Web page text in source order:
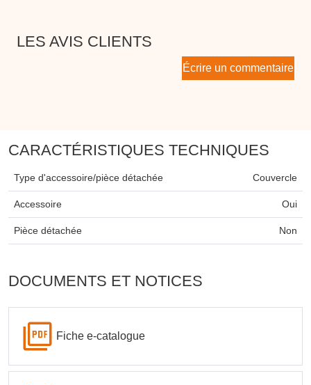
LES AVIS CLIENTS
Écrire un commentaire
CARACTÉRISTIQUES TECHNIQUES
Type d'accessoire/pièce détachée Couvercle
Accessoire Oui
Pièce détachée Non
DOCUMENTS ET NOTICES
Fiche e-catalogue